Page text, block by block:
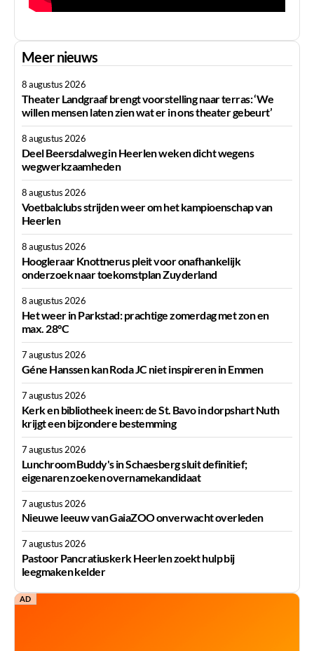
Meer nieuws
8 augustus 2026
Theater Landgraaf brengt voorstelling naar terras: ‘We
willen mensen laten zien wat er in ons theater gebeurt’
8 augustus 2026
Deel Beersdalweg in Heerlen weken dicht wegens
wegwerkzaamheden
8 augustus 2026
Voetbalclubs strijden weer om het kampioenschap van
Heerlen
8 augustus 2026
Hoogleraar Knottnerus pleit voor onafhankelijk
onderzoek naar toekomstplan Zuyderland
8 augustus 2026
Het weer in Parkstad: prachtige zomerdag met zon en
max. 28°C
7 augustus 2026
Géne Hanssen kan Roda JC niet inspireren in Emmen
7 augustus 2026
Kerk en bibliotheek ineen: de St. Bavo in dorpshart Nuth
krijgt een bijzondere bestemming
7 augustus 2026
Lunchroom Buddy's in Schaesberg sluit definitief;
eigenaren zoeken overnamekandidaat
7 augustus 2026
Nieuwe leeuw van GaiaZOO onverwacht overleden
7 augustus 2026
Pastoor Pancratiuskerk Heerlen zoekt hulp bij
leegmaken kelder
AD